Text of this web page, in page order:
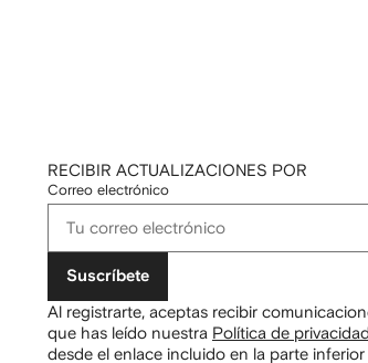
RECIBIR ACTUALIZACIONES POR
Correo electrónico
Suscríbete
Al registrarte, aceptas recibir
que has leído nuestra Política de privacidad
desde el enlace incluido en la parte